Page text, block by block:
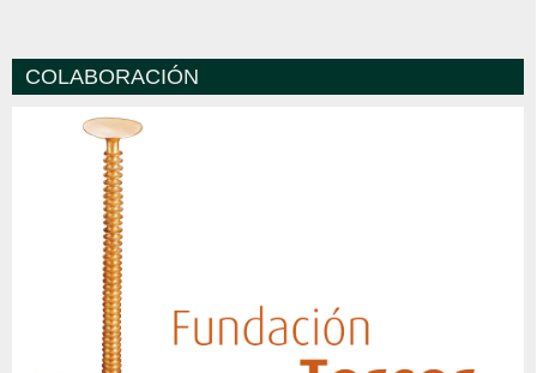
COLABORACIÓN